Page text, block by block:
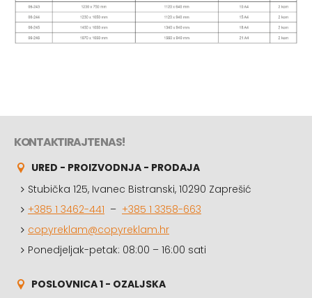
KONTAKTIRAJTE NAS!
URED - PROIZVODNJA - PRODAJA
Stubička 125, Ivanec Bistranski, 10290 Zaprešić
+385 1 3462-441 – +385 1 3358-663
copyreklam@copyreklam.hr
Ponedjeljak-petak: 08:00 – 16:00 sati
POSLOVNICA 1 - OZALJSKA